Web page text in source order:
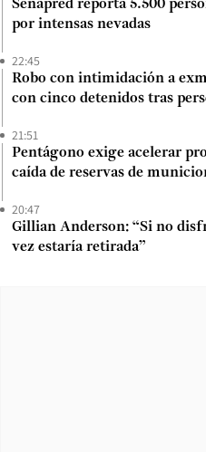
Senapred reporta 5.500
por intensas nevadas
22:45
Robo con intimidación a
con cinco detenidos tras
21:51
Pentágono exige acelerar
caída de reservas de
20:47
Gillian Anderson: “Si no
vez estaría retirada”